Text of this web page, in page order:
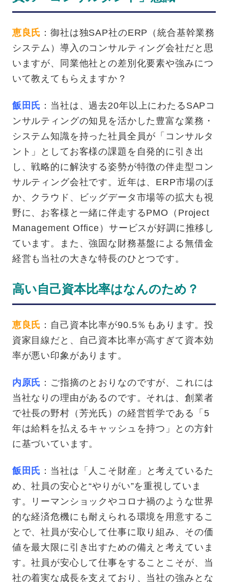
恵良氏 ：御社は独SAP社のERP（統合基幹業務
システム）導入のコンサルティング会社だと思
いますが、同業他社との差別化要素や強みにつ
いて教えてもらえますか？
飯田氏 ：当社は、過去20年以上にわたるSAPコ
ンサルティングの知見を活かした豊富な業務・
システム知識を持った社員全員が「コンサルタ
ント」としてお客様の課題を自発的に引き出
し、戦略的に解決する姿勢が特徴の伴走型コン
サルティング会社です。近年は、ERP市場のほ
か、クラウド、ビッグデータ市場等の拡大も視
野に、お客様と一緒に伴走するPMO（Project
Management Office）サービスが好調に推移し
ています。また、強固な財務基盤による無借金
経営も当社の大きな特長のひとつです。
高い自己資本比率はなんのため？
恵良氏 ：自己資本比率が90.5％もあります。投
資家目線だと、自己資本比率が高すぎて資本効
率が悪い印象があります。
内原氏 ：ご指摘のとおりなのですが、これには
当社なりの理由があるのです。それは、創業者
で社長の野村（芳光氏）の経営哲学である「5
年は給料を払えるキャッシュを持つ」との方針
に基づいています。
飯田氏 ：当社は「人こそ財産」と考えているた
め、社員の安心と“やりがい”を重視していま
す。リーマンショックやコロナ禍のような世界
的な経済危機にも耐えられる環境を用意するこ
とで、社員が安心して仕事に取り組み、その価
値を最大限に引き出すための備えと考えていま
す。社員が安心して仕事をすることこそが、当
社の着実な成長を支えており、当社の強みとな